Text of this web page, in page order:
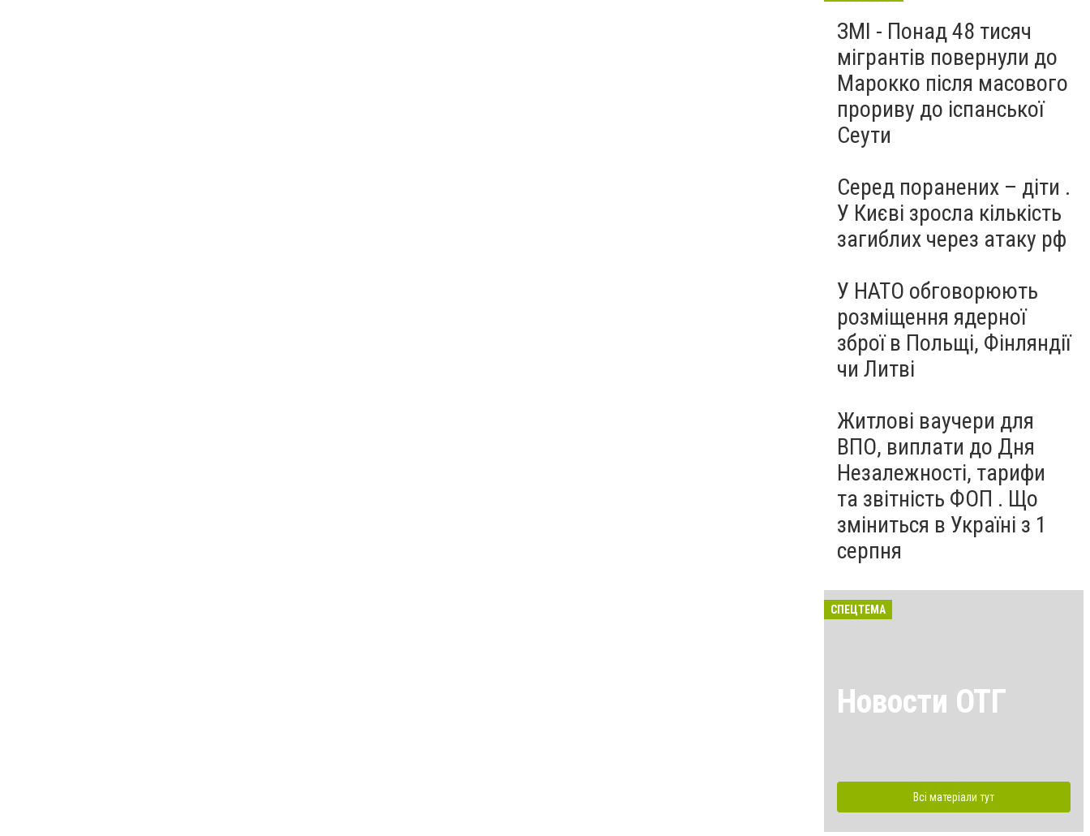
ЗМІ - Понад 48 тисяч
мігрантів повернули до
Марокко після масового
прориву до іспанської
Сеути
Серед поранених – діти .
У Києві зросла кількість
загиблих через атаку рф
У НАТО обговорюють
розміщення ядерної
зброї в Польщі, Фінляндії
чи Литві
Житлові ваучери для
ВПО, виплати до Дня
Незалежності, тарифи
та звітність ФОП . Що
зміниться в Україні з 1
серпня
СПЕЦТЕМА
Новости ОТГ
Всі матеріали тут